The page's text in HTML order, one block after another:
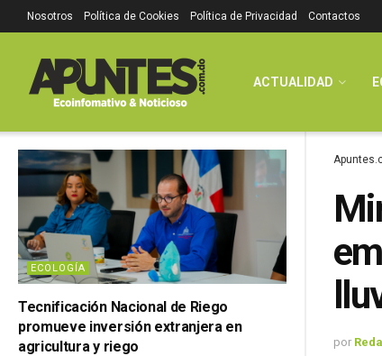
ECOLOGÍA
Tecnificación Nacional de Riego
promueve inversión extranjera en
agricultura y riego
Nosotros Política de Cookies Política de Privacidad Contactos
ACTUALIDAD
por